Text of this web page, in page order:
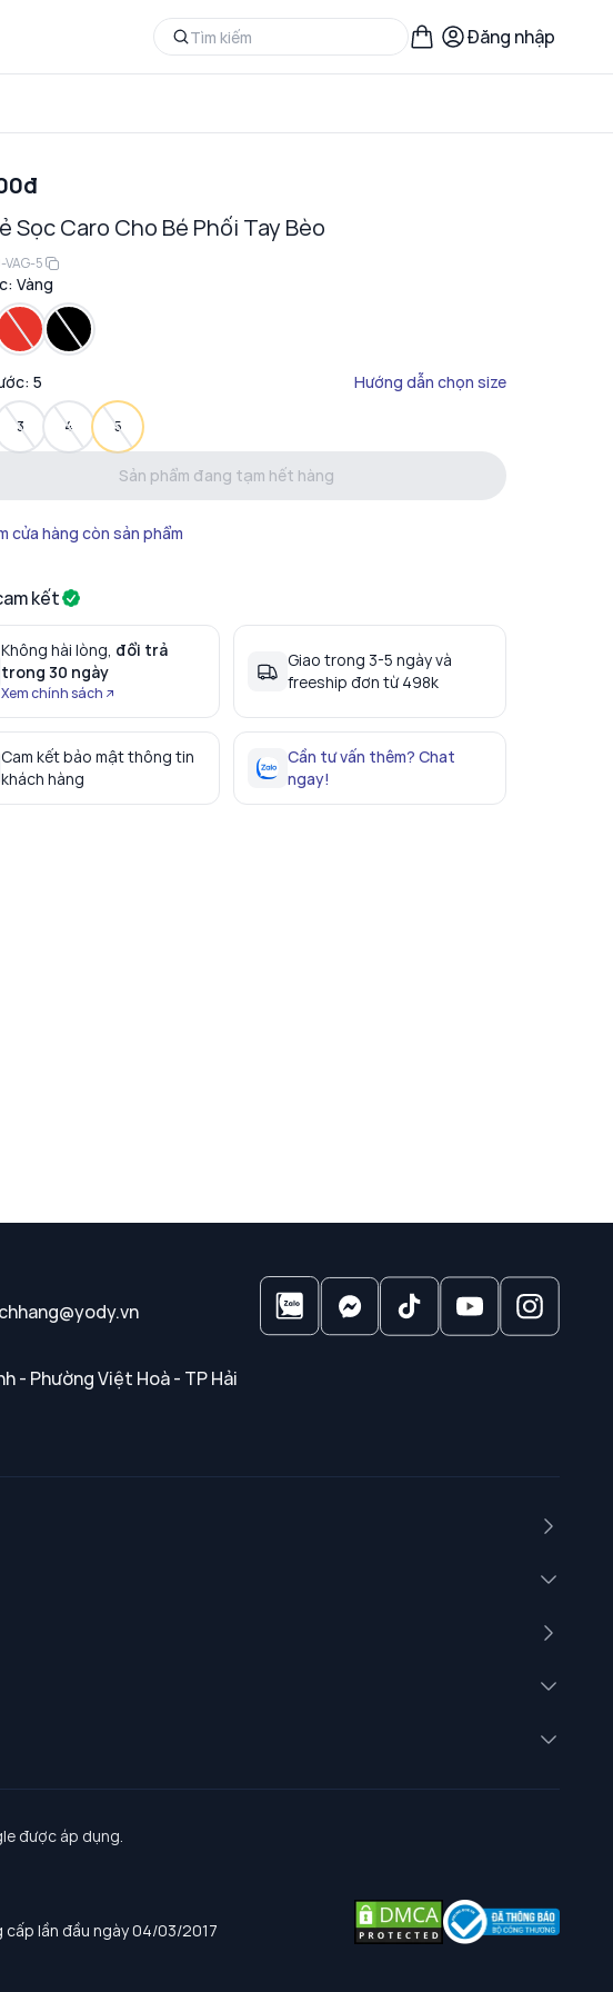
Đăng nhập
Sọc Caro Cho Bé Phối Tay Bèo
VAG-5
Vàng
5 Hướng dẫn chọn size
3 4 5
Sản phẩm đang tạm hết hàng
cửa hàng còn sản phẩm
kết
Không hài lòng, đổi trả
trong 30 ngày
Xem chính sách
Giao trong 3-5 ngày và
freeship đơn từ 498k
Cam kết bảo mật thông tin
khách hàng
Cần tư vấn thêm? Chat
ngay!
- Phường Việt Hoà - TP Hải
được áp dụng.
cấp lần đầu ngày 04/03/2017